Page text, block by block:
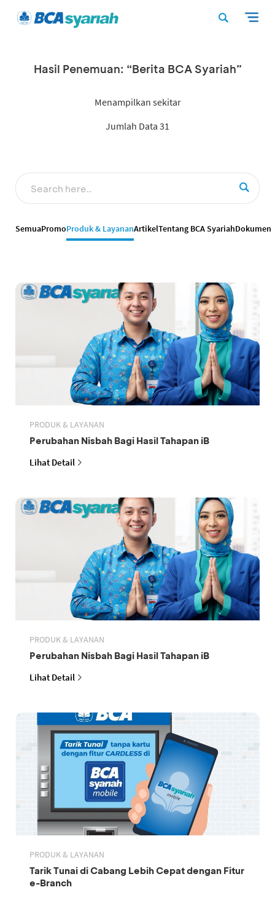
Hasil Penemuan: “Berita BCA Syariah”
Menampilkan sekitar
Jumlah Data 31
SemuaPromoProduk & LayananArtikelTentang BCA SyariahDokumen
PRODUK & LAYANAN
Perubahan Nisbah Bagi Hasil Tahapan iB
Lihat Detail
PRODUK & LAYANAN
Perubahan Nisbah Bagi Hasil Tahapan iB
Lihat Detail
PRODUK & LAYANAN
Tarik Tunai di Cabang Lebih Cepat dengan Fitur
e-Branch